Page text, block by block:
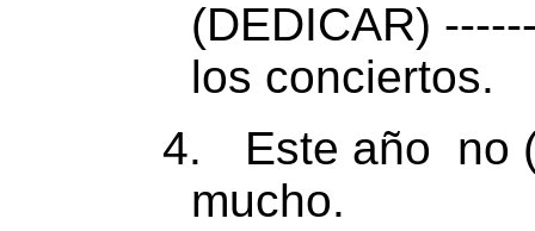
(DEDICAR)
los conciertos.
4.
Este año
no
mucho.